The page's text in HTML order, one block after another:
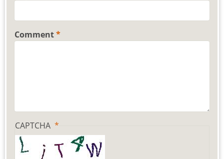
Comment
CAPTCHA